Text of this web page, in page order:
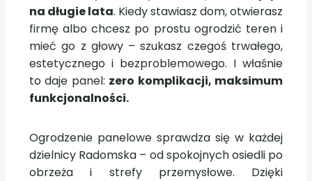
na długie lata. Kiedy stawiasz dom, otwierasz
firmę albo chcesz po prostu ogrodzić teren i
mieć go z głowy – szukasz czegoś trwałego,
estetycznego i bezproblemowego. I właśnie
to daje panel: zero komplikacji, maksimum
funkcjonalności.
Ogrodzenie panelowe sprawdza się w każdej
dzielnicy Radomska – od spokojnych osiedli po
obrzeża i strefy przemysłowe. Dzięki